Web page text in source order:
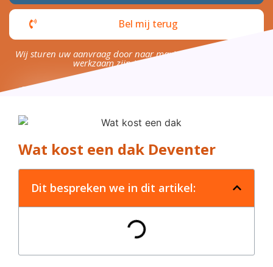
Bel mij terug
Wij sturen uw aanvraag door naar maximaal 4 bedrijven die
werkzaam zijn in uw omgeving.
Wat kost een dak Deventer
Dit bespreken we in dit artikel: